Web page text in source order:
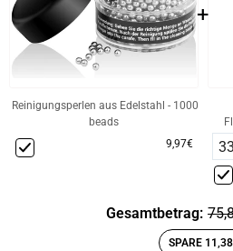
Reinigungsperlen aus Edelstahl - 1000
beads
9,97€
+
Gesamtbetrag:
SPARE